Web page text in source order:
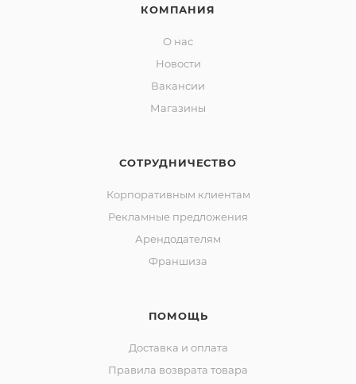
КОМПАНИЯ
О нас
Новости
Вакансии
Магазины
СОТРУДНИЧЕСТВО
Корпоративным клиентам
Рекламные предложения
Арендодателям
Франшиза
ПОМОЩЬ
Доставка и оплата
Правила возврата товара